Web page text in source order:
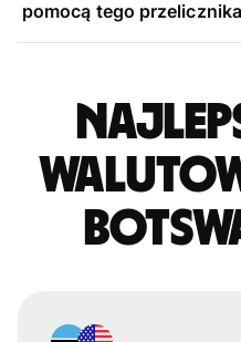
pomocą tego